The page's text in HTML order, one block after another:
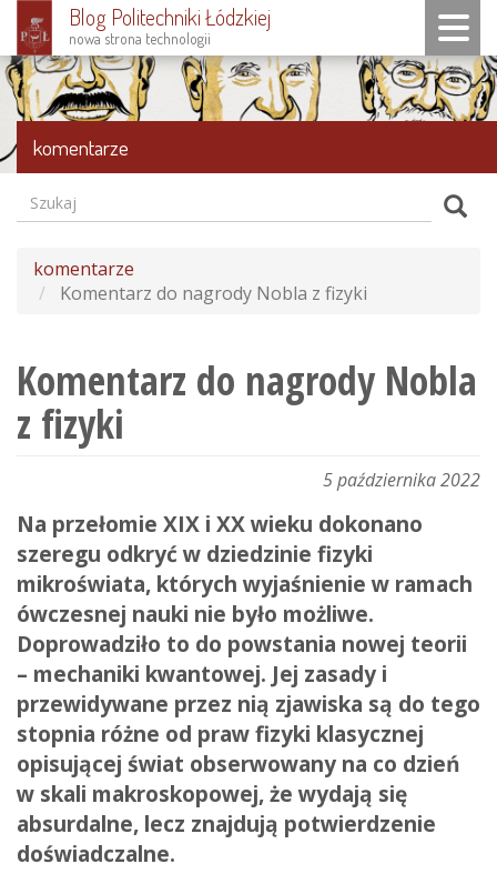
Przejdź
do
treści
Blog Politechniki Łódzkiej
nowa strona technologii
Toggle
komentarze
Formularz
wyszukiwania
Szukaj
komentarze
Komentarz do nagrody Nobla z fizyki
Komentarz do nagrody Nobla
z fizyki
5 października 2022
Na przełomie XIX i XX wieku dokonano
szeregu odkryć w dziedzinie fizyki
mikroświata, których wyjaśnienie w ramach
ówczesnej nauki nie było możliwe.
Doprowadziło to do powstania nowej teorii
– mechaniki kwantowej. Jej zasady i
przewidywane przez nią zjawiska są do tego
stopnia różne od praw fizyki klasycznej
opisującej świat obserwowany na co dzień
w skali makroskopowej, że wydają się
absurdalne, lecz znajdują potwierdzenie
doświadczalne.